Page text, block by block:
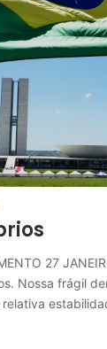
27
Nossa frágil